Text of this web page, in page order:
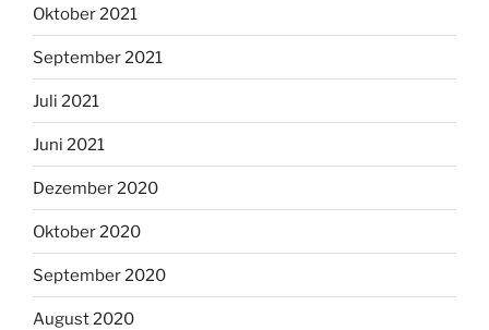
Oktober 2021
September 2021
Juli 2021
Juni 2021
Dezember 2020
Oktober 2020
September 2020
August 2020